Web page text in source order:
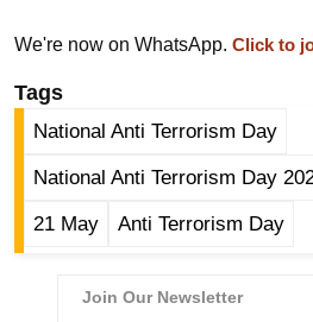
लू
स्खे
प
र्य
न
We're now on WhatsApp. Click to
Tags
National Anti Terrorism Day
National Anti Terrorism Day
21 May Anti Terrorism Day